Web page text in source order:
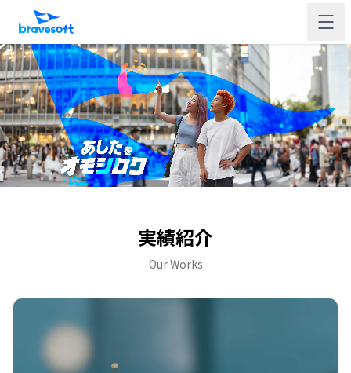
実績紹介
Our Works